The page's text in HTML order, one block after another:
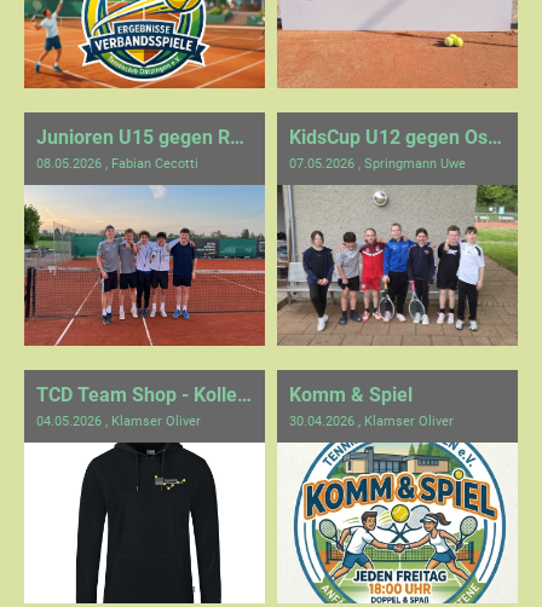
Junioren U15 gegen Renningen
08.05.2026 , Fabian Cecotti
KidsCup U12 gegen Ostelsheim
07.05.2026 , Springmann Uwe
TCD Team Shop - Kollektion erweitert
04.05.2026 , Klamser Oliver
Komm & Spiel
30.04.2026 , Klamser Oliver